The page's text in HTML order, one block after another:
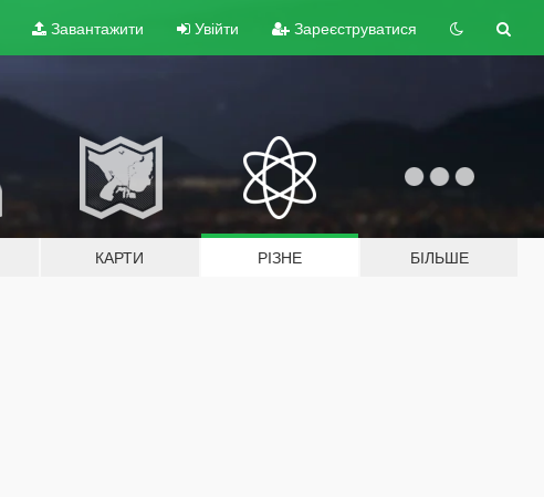
Завантажити Увійти Зареєструватися
КАРТИ РІЗНЕ БІЛЬШЕ